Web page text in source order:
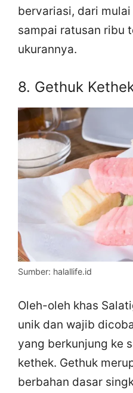
bervariasi, dari
sampai ratusan ribu
ukurannya.
8. Gethuk
Sumber: halallife.id
Oleh-oleh khas
unik dan wajib
yang berkunjung ke
kethek. Gethuk
berbahan dasar